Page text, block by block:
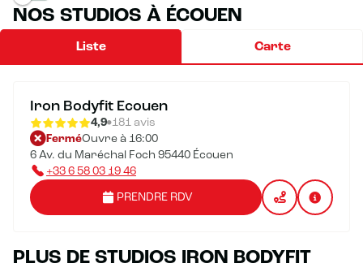
NOS STUDIOS À ÉCOUEN
Liste Carte
Iron Bodyfit Ecouen
4,9 181 avis
FerméOuvre à 16:00
6 Av. du Maréchal Foch 95440 Écouen
+33 6 58 03 19 46
PRENDRE RDV
PLUS DE STUDIOS IRON BODYFIT